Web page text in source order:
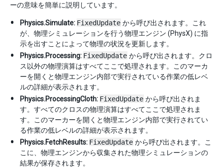
ーの意味を簡単に説明しています。
Physics.Simulate: FixedUpdate から呼び出されます。これ
が、物理シミュレーションを行う物理エンジン (PhysX) に指
示を出すことによって物理の状況を更新します。
Physics.Processing: FixedUpdate から呼び出されます。クロ
ス以外の物理演算はすべてここで処理されます。このマーカ
ーを開くと物理エンジン内部で実行されている作業の低レベ
ルの詳細が表示されます。
Physics.ProcessingCloth: FixedUpdate から呼び出されま
す。すべてのクロスの物理演算はすべてここで処理されま
す。このマーカーを開くと物理エンジン内部で実行されてい
る作業の低レベルの詳細が表示されます。
Physics.FetchResults: FixedUpdate から呼び出されます。こ
こに、物理エンジンから収集された物理シミュレーションの
結果が保存されます。